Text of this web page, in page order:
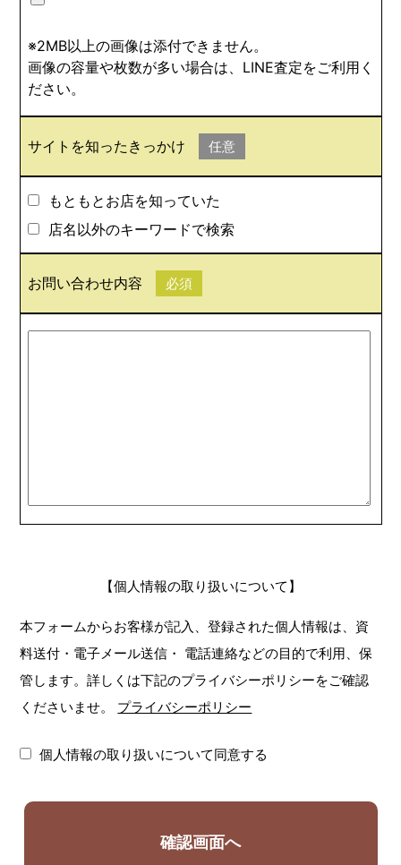
※2MB以上の画像は添付できません。
画像の容量や枚数が多い場合は、LINE査定をご利用く
ださい。
サイトを知ったきっかけ 任意
もともとお店を知っていた
店名以外のキーワードで検索
お問い合わせ内容 必須
【個人情報の取り扱いについて】
本フォームからお客様が記入、登録された個人情報は、資
料送付・電子メール送信・ 電話連絡などの目的で利用、保
管します。詳しくは下記のプライバシーポリシーをご確認
くださいませ。
プライバシーポリシー
個人情報の取り扱いについて同意する